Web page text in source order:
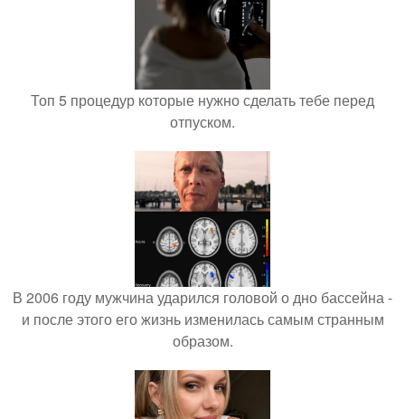
Топ 5 процедур которые нужно сделать тебе перед
отпуском.
В 2006 году мужчина ударился головой о дно бассейна -
и после этого его жизнь изменилась самым странным
образом.